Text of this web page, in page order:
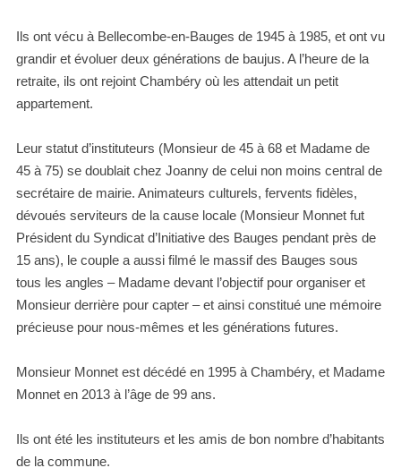
Ils ont vécu à Bellecombe-en-Bauges de 1945 à 1985, et ont vu
grandir et évoluer deux générations de baujus. A l’heure de la
retraite, ils ont rejoint Chambéry où les attendait un petit
appartement.
Leur statut d’instituteurs (Monsieur de 45 à 68 et Madame de
45 à 75) se doublait chez Joanny de celui non moins central de
secrétaire de mairie. Animateurs culturels, fervents fidèles,
dévoués serviteurs de la cause locale (Monsieur Monnet fut
Président du Syndicat d’Initiative des Bauges pendant près de
15 ans), le couple a aussi filmé le massif des Bauges sous
tous les angles – Madame devant l’objectif pour organiser et
Monsieur derrière pour capter – et ainsi constitué une mémoire
précieuse pour nous-mêmes et les générations futures.
Monsieur Monnet est décédé en 1995 à Chambéry, et Madame
Monnet en 2013 à l’âge de 99 ans.
Ils ont été les instituteurs et les amis de bon nombre d’habitants
de la commune.